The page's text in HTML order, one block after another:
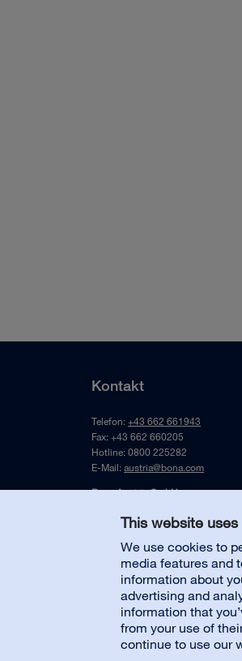
This website
We use cookies to
media features and
information about
advertising and
information that
from your use of
continue to use our
Kontakt
Telefon:+43 662 661943
Fax: +43 662 660205
Hotline: 0800 225282
E-Mail:austria@bona.com
Bona Austria GmbH
Mayrwiesstraße 21
Austria
Datenschutz